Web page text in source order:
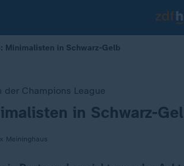
Minimalisten in Schwarz-Gelb
der Champions League
in Schwarz-
Meininghaus